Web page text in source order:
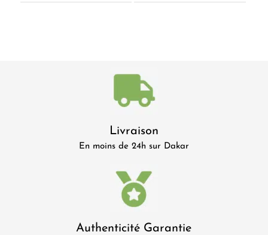
Livraison
En moins de 24h sur Dakar
Authenticité Garantie